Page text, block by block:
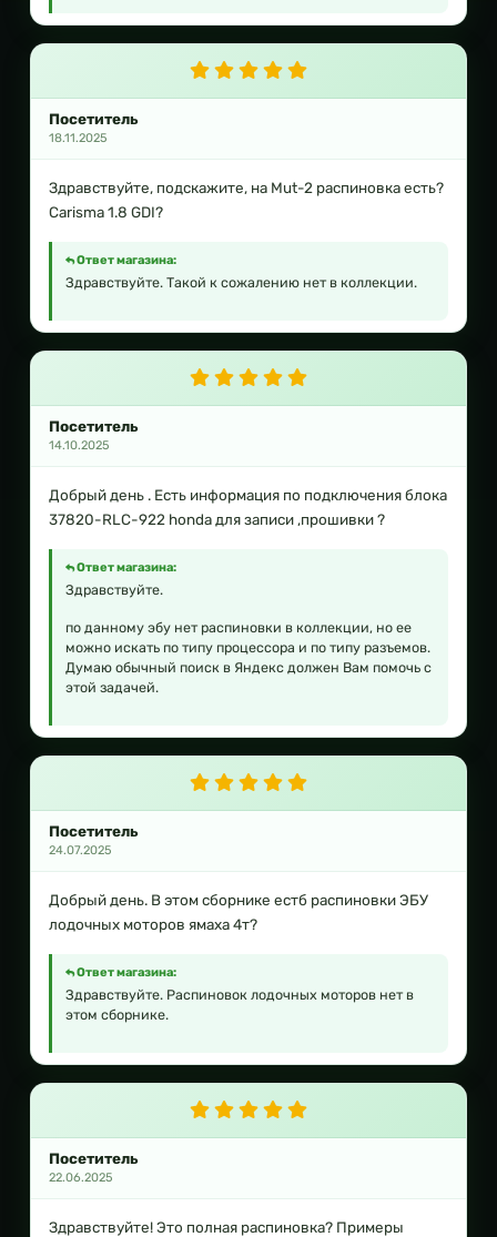
Посетитель
18.11.2025
Здравствуйте, подскажите, на Mut-2 распиновка есть?
Carisma 1.8 GDI?
Ответ магазина:
Здравствуйте. Такой к сожалению нет в коллекции.
Посетитель
14.10.2025
Добрый день . Есть информация по подключения блока
37820-RLC-922 honda для записи ,прошивки ?
Ответ магазина:
Здравствуйте.
по данному эбу нет распиновки в коллекции, но ее
можно искать по типу процессора и по типу разъемов.
Думаю обычный поиск в Яндекс должен Вам помочь с
этой задачей.
Посетитель
24.07.2025
Добрый день. В этом сборнике естб распиновки ЭБУ
лодочных моторов ямаха 4т?
Ответ магазина:
Здравствуйте. Распиновок лодочных моторов нет в
этом сборнике.
Посетитель
22.06.2025
Здравствуйте! Это полная распиновка? Примеры